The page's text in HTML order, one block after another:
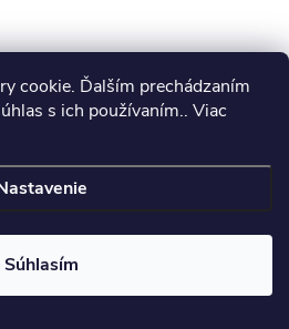
cookie. Ďalším prechádzaním
s ich používaním.. Viac
Súhlasím